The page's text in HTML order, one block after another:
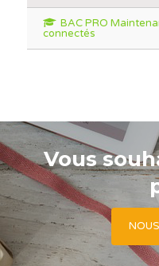
BAC PRO
connectés
Vous